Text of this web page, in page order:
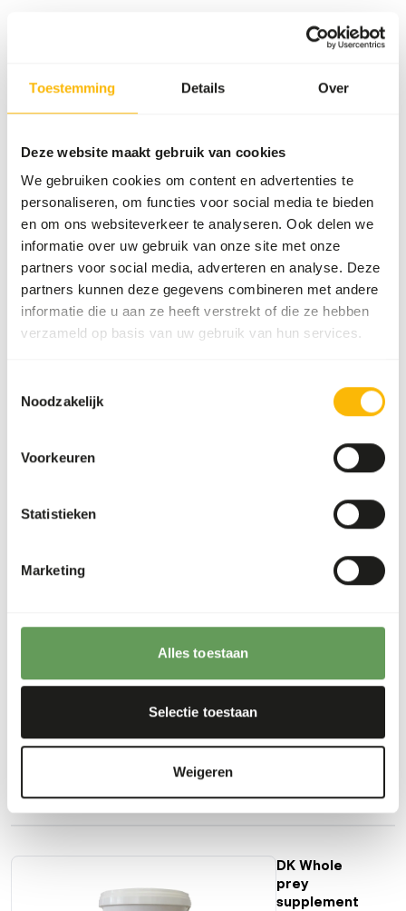
Toestemming Details Over
Deze website maakt gebruik van cookies
We gebruiken cookies om content en advertenties te
personaliseren, om functies voor social media te bieden
en om ons websiteverkeer te analyseren. Ook delen we
informatie over uw gebruik van onze site met onze
partners voor social media, adverteren en analyse. Deze
partners kunnen deze gegevens combineren met andere
informatie die u aan ze heeft verstrekt of die ze hebben
verzameld op basis van uw gebruik van hun services.
Noodzakelijk
Voorkeuren
Statistieken
Marketing
Alles toestaan
Selectie toestaan
Weigeren
Over dit product
Carnizoo is een aanvullend diervoeder voor carnivore
roofvogels en reptielen. • Bevat een uitgebalanceerd
gehalte aan vitaminen en mineralen voor een goede
gezondheid. • Zorgt voor de ontwikkeling van sterke en
lichte botten. • Bevat de omega 3-vetzuren EPA en DHA
ter ondersteuning van het immuunsysteem en de leer- en
trainingscapaciteiten. • Bevat taurine en L-carnitine.
Downloads
Productsheet
Aanbevolen dosering: 1% van de dagelijkse voeding voor
roofvogels en vleesetende reptielen. De kleine doseerlepel
Carmix
SUCCESS:
UIT VOORRAAD LEVERBAAR
Meer informatie
DK Whole
prey
supplement